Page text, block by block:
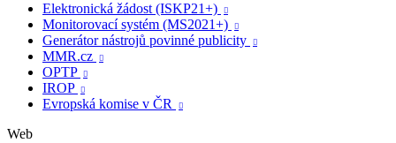
Elektronická žádost (ISKP21+)

Monitorovací systém (MS2021+) 
Generátor nástrojů povinné publicity 
MMR.cz 
OPTP 
IROP 
Evropská komise v ČR 
Web